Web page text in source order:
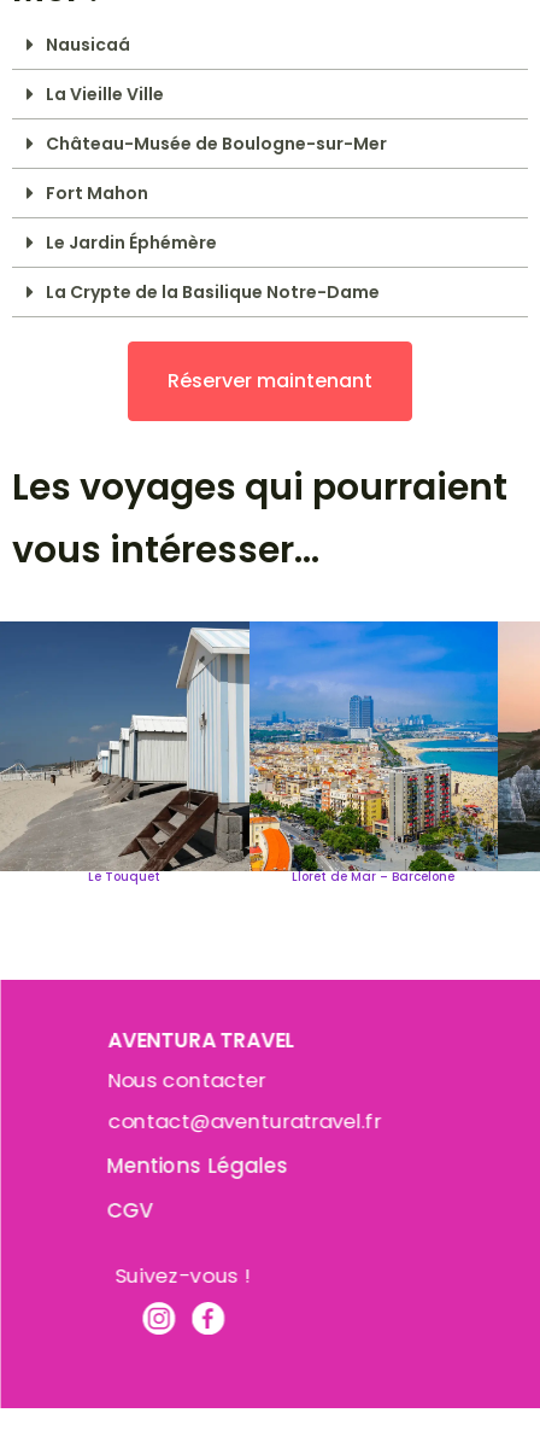
Nausicaá
La Vieille Ville
Château-Musée de Boulogne-sur-Mer
Fort Mahon
Le Jardin Éphémère
La Crypte de la Basilique Notre-Dame
Réserver maintenant
Les voyages qui pourraient
vous intéresser...
Le Touquet Lloret de Mar – Barcelone
AVENTURA TRAVEL
Nous contacter
contact@aventuratravel.fr
Mentions Légales
CGV
Suivez-vous !